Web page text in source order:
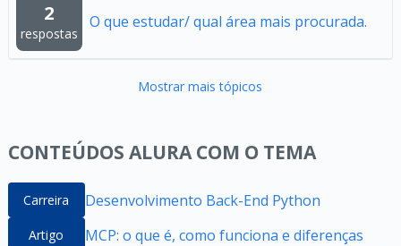
2
respostas
O que estudar/ qual área mais procurada.
Mostrar mais tópicos
CONTEÚDOS ALURA COM O TEMA
Carreira Desenvolvimento Back-End Python
Artigo MCP: o que é, como funciona e diferenças